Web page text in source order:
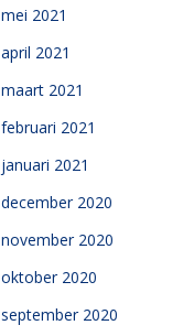
mei 2021
april 2021
maart 2021
februari 2021
januari 2021
december 2020
november 2020
oktober 2020
september 2020